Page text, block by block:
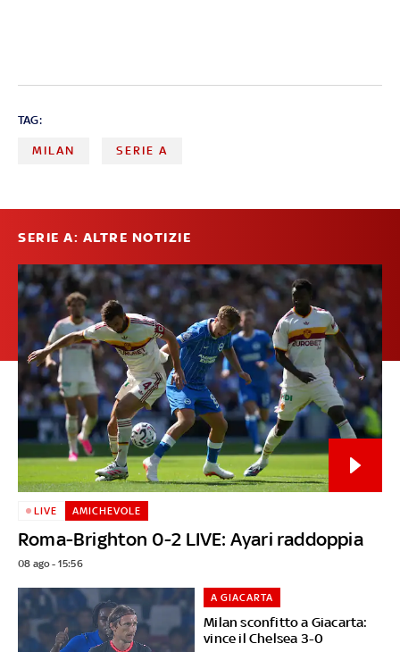
TAG:
MILAN SERIE A
SERIE A: ALTRE NOTIZIE
Roma-Brighton 0-2 LIVE: Ayari raddoppia
LIVE AMICHEVOLE
08 ago - 15:56
Milan sconfitto a Giacarta:
vince il Chelsea 3-0
A GIACARTA